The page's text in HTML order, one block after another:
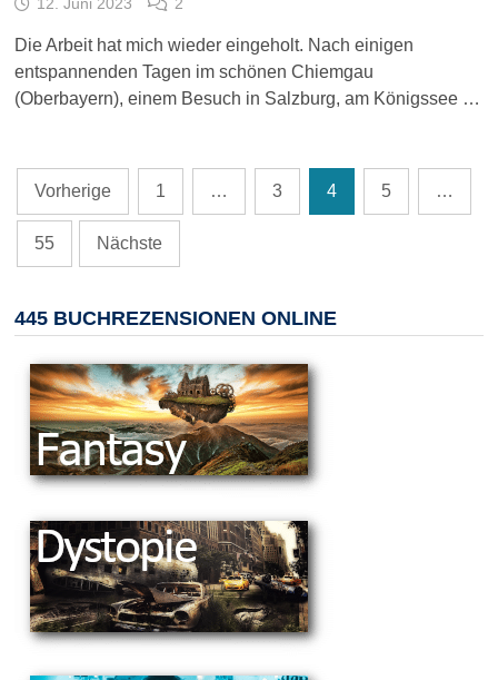
12. Juni 2023 2
Die Arbeit hat mich wieder eingeholt. Nach einigen
entspannenden Tagen im schönen Chiemgau
(Oberbayern), einem Besuch in Salzburg, am Königssee …
Seitennummerierung
der
Beiträge
Vorherige 1 … 3 4 5 …
55 Nächste
445 BUCHREZENSIONEN ONLINE